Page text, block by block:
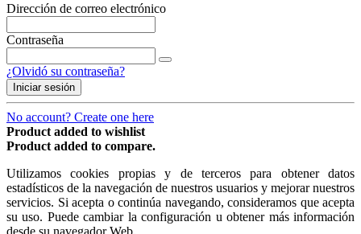
Dirección de correo electrónico
Contraseña
¿Olvidó su contraseña?
Iniciar sesión
No account? Create one here
Product added to wishlist
Product added to compare.
Utilizamos cookies propias y de terceros para obtener datos
estadísticos de la navegación de nuestros usuarios y mejorar nuestros
servicios. Si acepta o continúa navegando, consideramos que acepta
su uso. Puede cambiar la configuración u obtener más información
desde su navegador Web.